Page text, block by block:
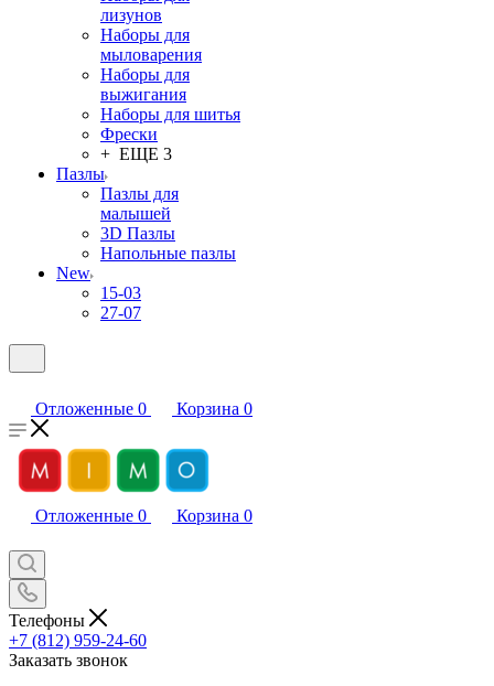
лизунов
Наборы для
мыловарения
Наборы для
выжигания
Наборы для шитья
Фрески
+ ЕЩЕ 3
Пазлы
Пазлы для
малышей
3D Пазлы
Напольные пазлы
New
15-03
27-07
Отложенные 0 Корзина 0
Отложенные 0 Корзина 0
Телефоны
+7 (812) 959-24-60
Заказать звонок